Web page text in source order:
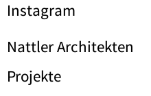
Instagram
Nattler Architekten
Projekte